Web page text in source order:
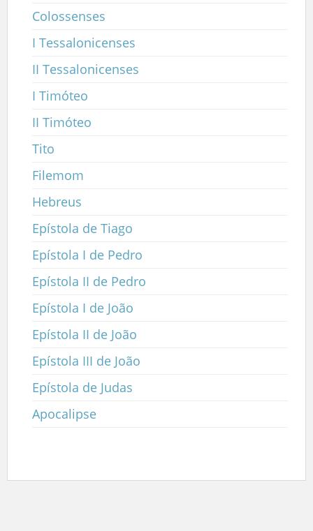
Colossenses
I Tessalonicenses
II Tessalonicenses
I Timóteo
II Timóteo
Tito
Filemom
Hebreus
Epístola de Tiago
Epístola I de Pedro
Epístola II de Pedro
Epístola I de João
Epístola II de João
Epístola III de João
Epístola de Judas
Apocalipse